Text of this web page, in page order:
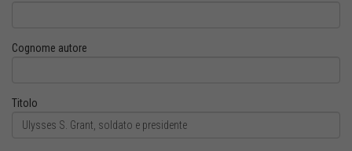
Cognome autore
Titolo